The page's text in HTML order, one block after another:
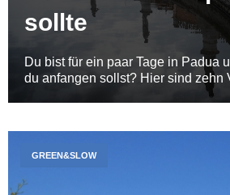
sollte
Du bist für ein paar Tage in Padua
du anfangen sollst? Hier sind zehn
GREEN&SLOW